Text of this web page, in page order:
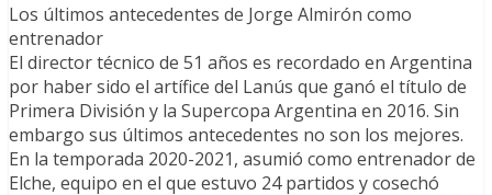
Los últimos antecedentes de Jorge Almirón como
entrenador
El director técnico de 51 años es recordado en Argentina
por haber sido el artífice del Lanús que ganó el título de
Primera División y la Supercopa Argentina en 2016. Sin
embargo sus últimos antecedentes no son los mejores.
En la temporada 2020-2021, asumió como entrenador de
Elche, equipo en el que estuvo 24 partidos y cosechó